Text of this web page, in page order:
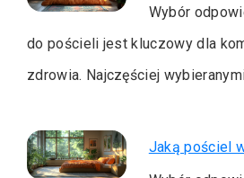
Wybór
do pościeli jest kluczowy dla
zdrowia. Najczęściej
Jaką pościel